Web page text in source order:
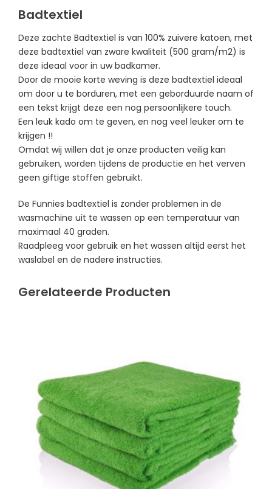
Badtextiel
Deze zachte Badtextiel is van 100% zuivere katoen, met
deze badtextiel van zware kwaliteit (500 gram/m2) is
deze ideaal voor in uw badkamer.
Door de mooie korte weving is deze badtextiel ideaal
om door u te borduren, met een geborduurde naam of
een tekst krijgt deze een nog persoonlijkere touch.
Een leuk kado om te geven, en nog veel leuker om te
krijgen !!
Omdat wij willen dat je onze producten veilig kan
gebruiken, worden tijdens de productie en het verven
geen giftige stoffen gebruikt.
De Funnies badtextiel is zonder problemen in de
wasmachine uit te wassen op een temperatuur van
maximaal 40 graden.
Raadpleeg voor gebruik en het wassen altijd eerst het
waslabel en de nadere instructies.
Gerelateerde Producten